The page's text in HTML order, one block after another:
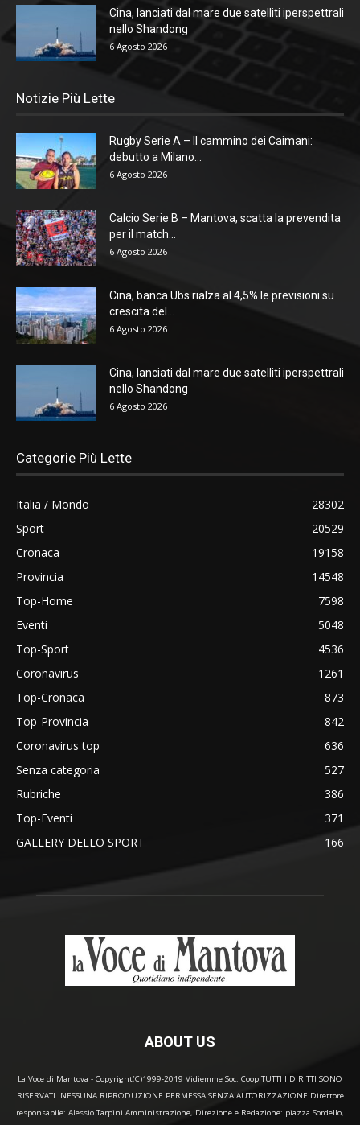
Cina, lanciati dal mare due satelliti iperspettrali
nello Shandong
6 Agosto 2026
Notizie Più Lette
Rugby Serie A – Il cammino dei Caimani:
debutto a Milano...
6 Agosto 2026
Calcio Serie B – Mantova, scatta la prevendita
per il match...
6 Agosto 2026
Cina, banca Ubs rialza al 4,5% le previsioni su
crescita del...
6 Agosto 2026
Cina, lanciati dal mare due satelliti iperspettrali
nello Shandong
6 Agosto 2026
Categorie Più Lette
Italia / Mondo
28302
Sport
20529
Cronaca
19158
Provincia
14548
Top-Home
7598
Eventi
5048
Top-Sport
4536
Coronavirus
1261
Top-Cronaca
873
Top-Provincia
842
Coronavirus top
636
Senza categoria
527
Rubriche
386
Top-Eventi
371
GALLERY DELLO SPORT
166
ABOUT US
La Voce di Mantova - Copyright(C)1999-2019 Vidiemme Soc. Coop TUTTI I DIRITTI SONO
RISERVATI. NESSUNA RIPRODUZIONE PERMESSA SENZA AUTORIZZAZIONE Direttore
responsabile: Alessio Tarpini Amministrazione, Direzione e Redazione: piazza Sordello,